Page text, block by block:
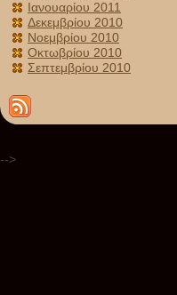
Ιανουαρίου 2011
Δεκεμβρίου 2010
Νοεμβρίου 2010
Οκτωβρίου 2010
Σεπτεμβρίου 2010
-->